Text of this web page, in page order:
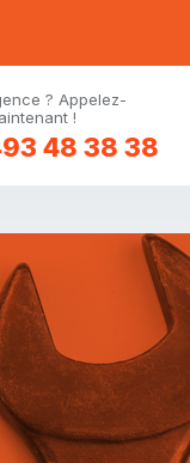
? Appelez-
!
48 38 38